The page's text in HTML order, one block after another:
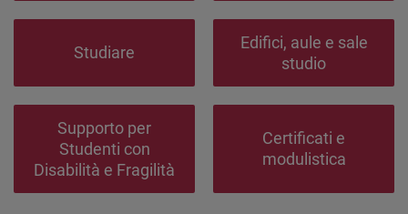
Studiare
Edifici, aule e sale
studio
Supporto per
Studenti con
Disabilità e Fragilità
Certificati e
modulistica